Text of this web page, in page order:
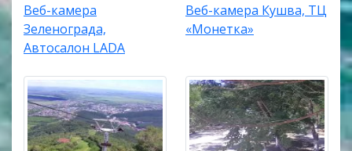
Веб-камера
Зеленограда,
Автосалон LADA
Веб-камера Кушва, ТЦ
«Монетка»